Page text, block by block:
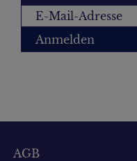
Anmelden
AGB